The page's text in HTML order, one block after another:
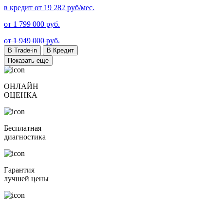
в кредит от 19 282 руб/мес.
от 1 799 000 руб.
от 1 949 000 руб.
В Trade-in
В Кредит
Показать еще
ОНЛАЙН
ОЦЕНКА
Бесплатная
диагностика
Гарантия
лучшей цены